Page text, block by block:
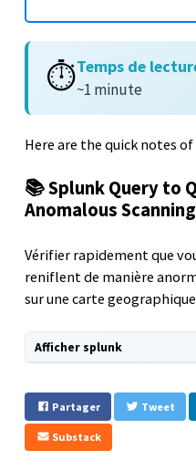
⏱️Temps de
~1 minute
Here are the quick notes
📚 Splunk Query to
Anomalous
Vérifier rapidement que
reniflent de manière
sur une carte geographique
Afficher splunk
Partager Tweet
Substack